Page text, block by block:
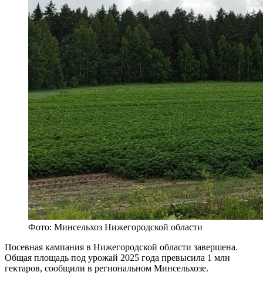
Фото: Минсельхоз Нижегородской области
Посевная кампания в Нижегородской области завершена.
Общая площадь под урожай 2025 года превысила 1 млн
гектаров, сообщили в региональном Минсельхозе.